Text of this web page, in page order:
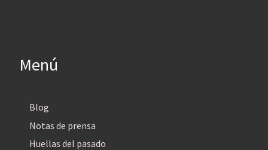
Menú
Blog
Notas de prensa
Huellas del pasado